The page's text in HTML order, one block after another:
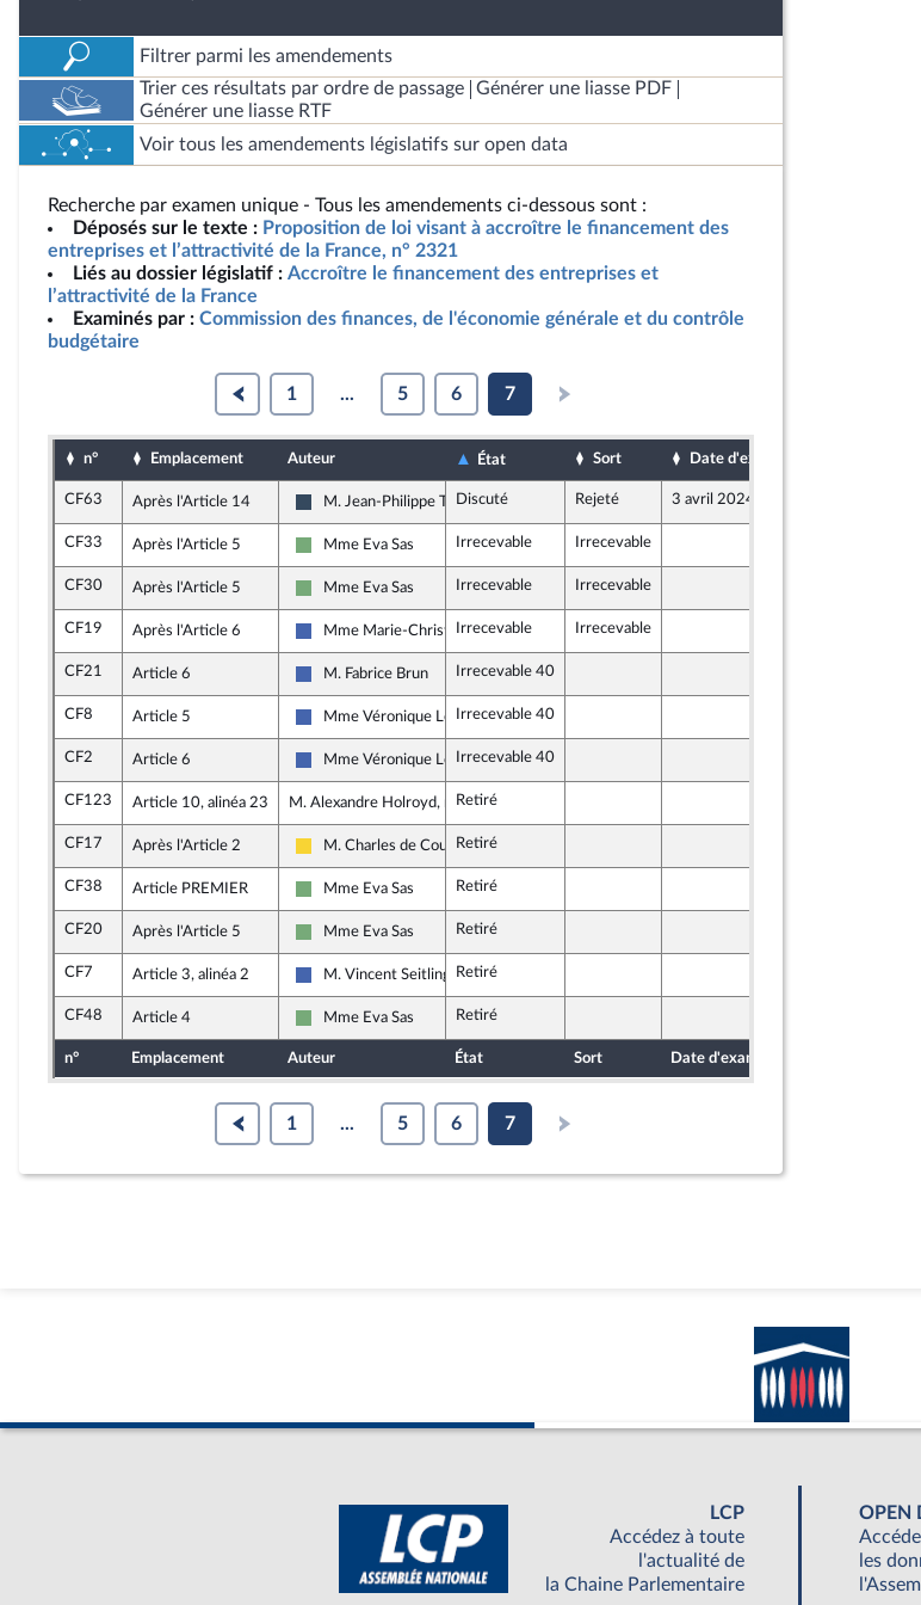
Filtrer parmi les amendements
Trier ces résultats par ordre de passage
Générer une liasse PDF
Générer une liasse RTF
Voir tous les amendements législatifs sur open data
Recherche par examen unique - Tous les amendements ci-dessous sont :
Déposés sur le texte : Proposition de loi visant à accroître le financement des
entreprises et l’attractivité de la France, n° 2321
Liés au dossier législatif : Accroître le financement des entreprises et
l’attractivité de la France
Examinés par : Commission des finances, de l'économie générale et du contrôle
budgétaire
1 ... 5 6 7
n° Emplacement Auteur État Sort Date d'examen
CF63 Après l'Article 14
Rassemblement National
M. Jean-Philippe Tanguy
Discuté Rejeté 3 avril 2024
CF33 Après l'Article 5
Écologiste - NUPES
Mme Eva Sas Irrecevable Irrecevable
CF30 Après l'Article 5
Écologiste - NUPES
Mme Eva Sas Irrecevable Irrecevable
CF19 Après l'Article 6
Les Républicains
Mme Marie-Christine Dalloz
Irrecevable Irrecevable
CF21 Article 6
Les Républicains
M. Fabrice Brun Irrecevable 40
CF8 Article 5
Les Républicains
Mme Véronique LouwagieIrrecevable 40
CF2 Article 6
Les Républicains
Mme Véronique LouwagieIrrecevable 40
CF123 Article 10, alinéa 23 M. Alexandre Holroyd, rapporteur
Retiré
CF17 Après l'Article 2
Libertés, Indépendants, Outre-mer et Territoires
M. Charles de CoursonRetiré
CF38 Article PREMIER
Écologiste - NUPES
Mme Eva Sas Retiré
CF20 Après l'Article 5
Écologiste - NUPES
Mme Eva Sas Retiré
CF7 Article 3, alinéa 2
Les Républicains
M. Vincent SeitlingerRetiré
CF48 Article 4
Écologiste - NUPES
Mme Eva Sas Retiré
n° Emplacement Auteur État Sort Date d'examen
1 ... 5 6 7
LCP
Accédez à toute
l'actualité de
la Chaine Parlementaire
OPEN
les